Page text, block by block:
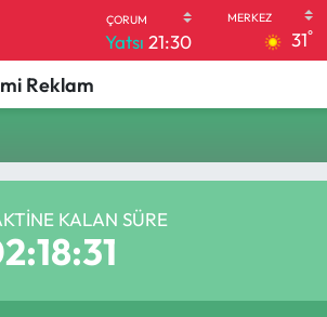
Yatsı 21:30 31°
Reklam
KALAN SÜRE